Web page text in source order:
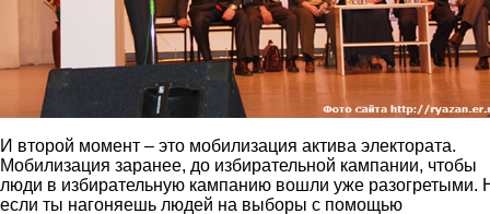
И второй момент – это мобилизация актива электората.
Мобилизация заранее, до избирательной кампании, чтобы
люди в избирательную кампанию вошли уже разогретыми.
если ты нагоняешь людей на выборы с помощью